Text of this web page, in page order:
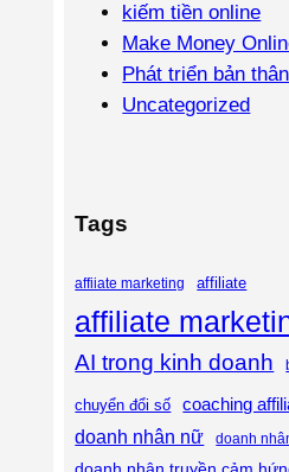
kiếm tiền online
Make Money
Phát triển bản thân
Uncategorized
Tags
affiiate marketing affiliate
affiliate
AI trong kinh doanh
chuyển đổi số coaching
doanh nhân nữ doanh